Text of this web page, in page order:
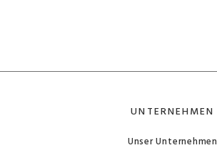
UNTERNEHMEN
Unser Unternehmen